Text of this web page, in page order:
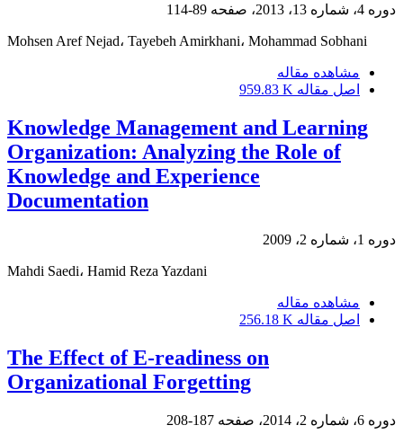
دوره 4، شماره 13، 2013، صفحه 89-114
Mohsen Aref Nejad، Tayebeh Amirkhani، Mohammad Sobhani
مشاهده مقاله
اصل مقاله 959.83 K
Knowledge Management and Learning
Organization: Analyzing the Role of
Knowledge and Experience
Documentation
دوره 1، شماره 2، 2009
Mahdi Saedi، Hamid Reza Yazdani
مشاهده مقاله
اصل مقاله 256.18 K
The Effect of E-readiness on
Organizational ‎Forgetting
دوره 6، شماره 2، 2014، صفحه 187-208